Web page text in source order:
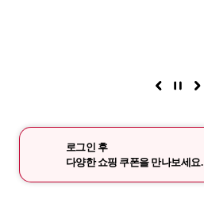
로그인 후
다양한 쇼핑 쿠폰을 만나보세요.